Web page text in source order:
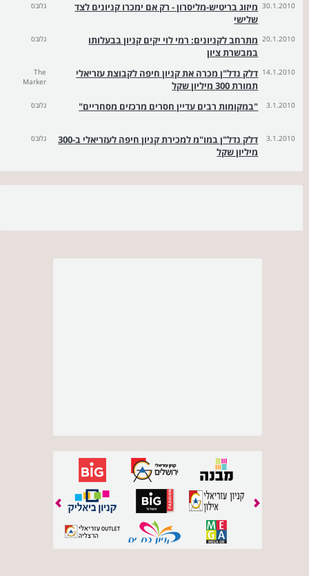
30.1.2010 מיזוג בריטיש-מליסרון - רק אם ימכרו קניונים לצד
שלישי
גלובס
20.1.2010 מתרחב לקניונים: רמי לוי יקים קניון בבעלותו
במבשרת ציון
גלובס
14.1.2010 דלק נדל"ן מכרה את קניון חיפה לקבוצת עזריאלי
תמורת 300 מיליון שקל
The
Marker
3.1.2010 "במקומות רבים עדיין חסרים מרכזים מסחריים" גלובס
3.1.2010
דלק נדל"ן במו"מ למכירת קניון חיפה לעזריאלי ב-300
מיליון שקל
גלובס